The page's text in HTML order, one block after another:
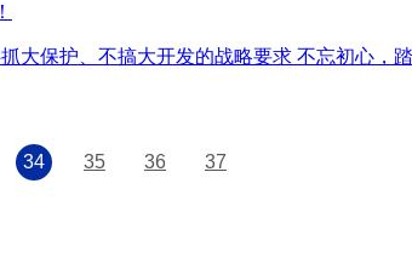
大保护、不搞大开发的战略要求 不忘初心，
34 35 36 37